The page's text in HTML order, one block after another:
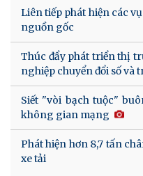
Liên tiếp phát hiện các
nguồn gốc
Thúc đẩy phát triển thị
nghiệp chuyển đổi số và
Siết "vòi bạch tuộc"
không gian mạng
Phát hiện hơn 8,7 tấn
xe tải